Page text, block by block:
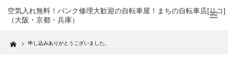
空気入れ無料！パンク修理大歓迎の自転車屋！まちの自転車店[リコ]
（大阪・京都・兵庫）
Home 申し込みありがとうございました。